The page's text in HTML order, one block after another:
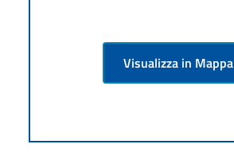
Visualizza in Mappa